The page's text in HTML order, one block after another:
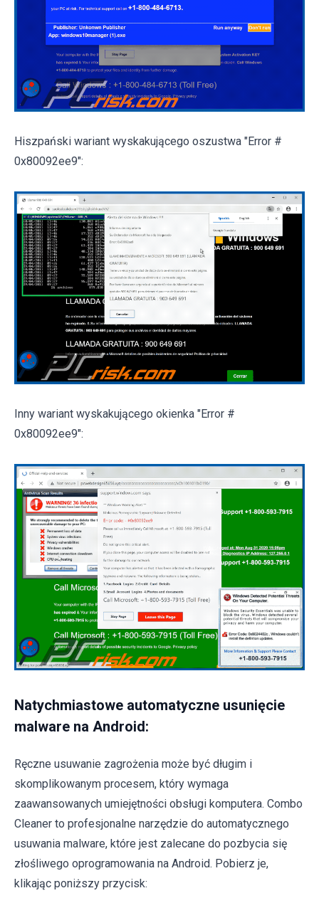
Hiszpański wariant wyskakującego oszustwa "Error #
0x80092ee9":
Inny wariant wyskakującego okienka "Error #
0x80092ee9":
Natychmiastowe automatyczne usunięcie
malware na Android:
Ręczne usuwanie zagrożenia może być długim i
skomplikowanym procesem, który wymaga
zaawansowanych umiejętności obsługi komputera. Combo
Cleaner to profesjonalne narzędzie do automatycznego
usuwania malware, które jest zalecane do pozbycia się
złośliwego oprogramowania na Android. Pobierz je,
klikając poniższy przycisk: